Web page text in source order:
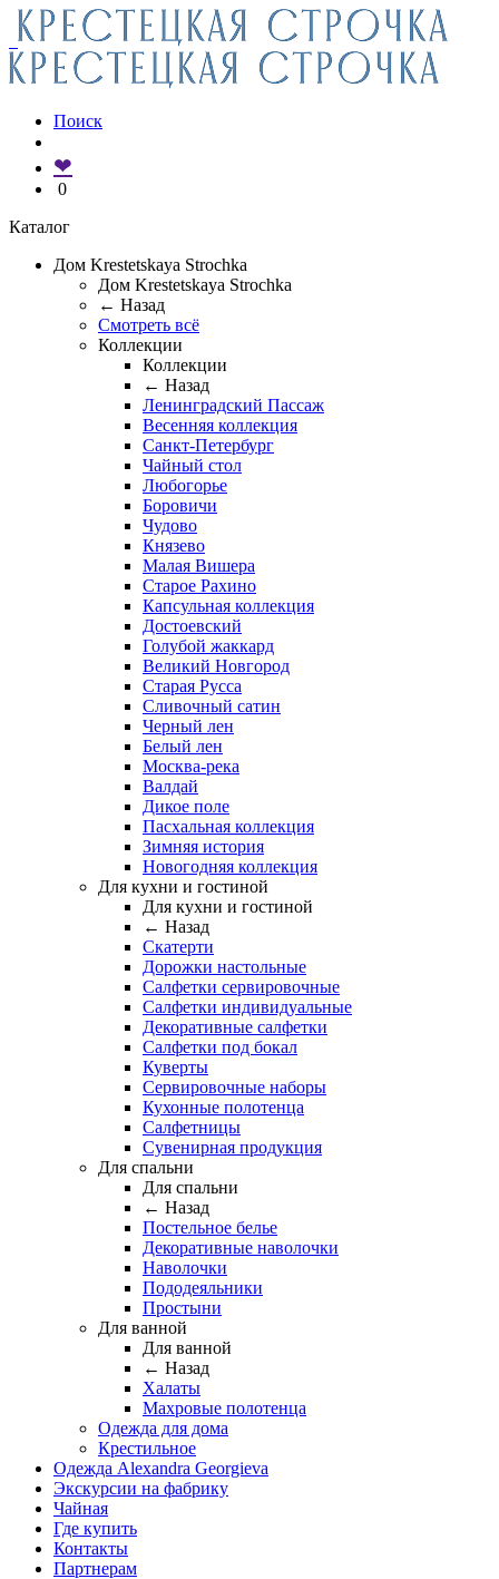
Поиск
❤
0
Каталог
Дом Krestetskaya Strochka
Дом Krestetskaya Strochka
← Назад
Смотреть всё
Коллекции
Коллекции
← Назад
Ленинградский Пассаж
Весенняя коллекция
Санкт-Петербург
Чайный стол
Любогорье
Боровичи
Чудово
Князево
Малая Вишера
Старое Рахино
Капсульная коллекция
Достоевский
Голубой жаккард
Великий Новгород
Старая Русса
Сливочный сатин
Черный лен
Белый лен
Москва-река
Валдай
Дикое поле
Пасхальная коллекция
Зимняя история
Новогодняя коллекция
Для кухни и гостиной
Для кухни и гостиной
← Назад
Скатерти
Дорожки настольные
Салфетки сервировочные
Салфетки индивидуальные
Декоративные салфетки
Салфетки под бокал
Куверты
Сервировочные наборы
Кухонные полотенца
Салфетницы
Сувенирная продукция
Для спальни
Для спальни
← Назад
Постельное белье
Декоративные наволочки
Наволочки
Пододеяльники
Простыни
Для ванной
Для ванной
← Назад
Халаты
Махровые полотенца
Одежда для дома
Крестильное
Одежда Alexandra Georgieva
Экскурсии на фабрику
Чайная
Где купить
Контакты
Партнерам